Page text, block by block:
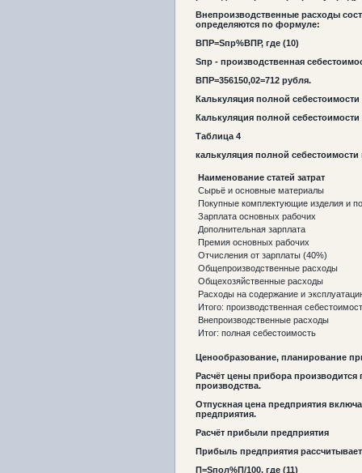
Внепроизводственные расходы
определяются по формуле:
ВПР=Sпр%ВПР, где (10)
Sпр - производственная
ВПР=356150,02=712 рубля.
Калькуляция полной
Калькуляция полной
Таблица 4
калькуляция полной
Наименование статей затрат
Сырьё и основные материалы
Покупные комплектующие изделия и
Зарплата основных рабочих
Дополнительная зарплата
Премия основных рабочих
Отчисления от зарплаты (40%)
Общепроизводственные расходы
Общехозяйственные расходы
Расходы на содержание и
Итого: производственная
Внепроизводственные расходы
Итог: полная себестоимость
Ценообразование, планирование
Расчёт цены прибора
производства.
Отпускная цена предприятия
предприятия.
Расчёт прибыли предприятия
Прибыль предприятия
П=Sпол%П/100, где (11)